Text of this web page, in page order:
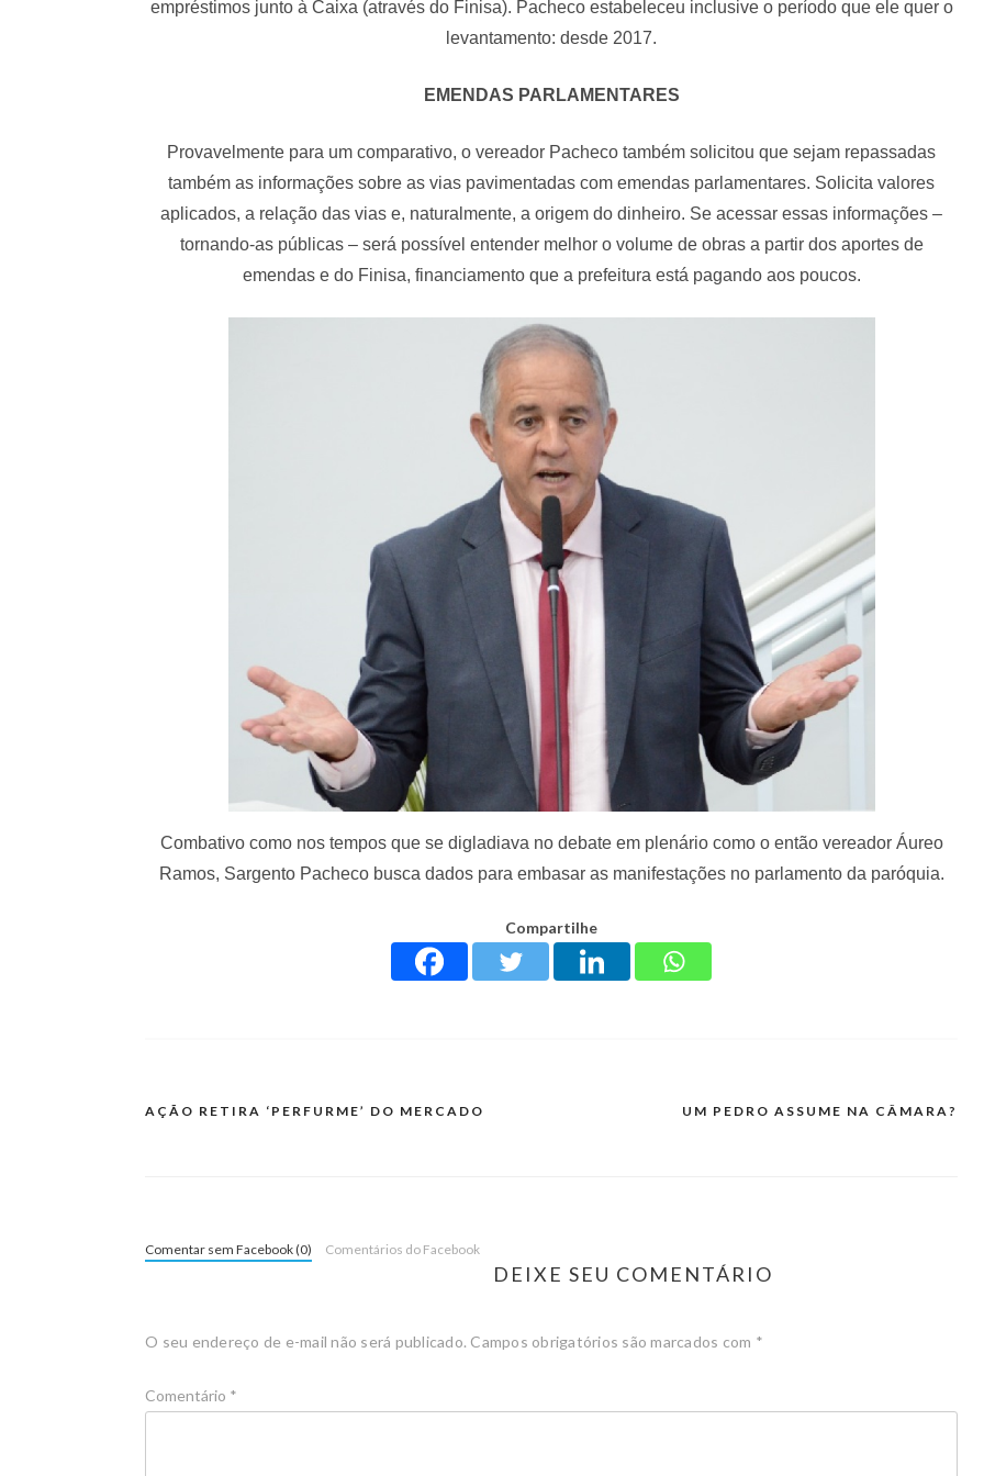
empréstimos junto à Caixa (através do Finisa). Pacheco estabeleceu inclusive o período que ele quer o
levantamento: desde 2017.
EMENDAS PARLAMENTARES
Provavelmente para um comparativo, o vereador Pacheco também solicitou que sejam repassadas
também as informações sobre as vias pavimentadas com emendas parlamentares. Solicita valores
aplicados, a relação das vias e, naturalmente, a origem do dinheiro. Se acessar essas informações –
tornando-as públicas – será possível entender melhor o volume de obras a partir dos aportes de
emendas e do Finisa, financiamento que a prefeitura está pagando aos poucos.
Combativo como nos tempos que se digladiava no debate em plenário como o então vereador Áureo
Ramos, Sargento Pacheco busca dados para embasar as manifestações no parlamento da paróquia.
Compartilhe
AÇÃO RETIRA ‘PERFURME’ DO MERCADO UM PEDRO ASSUME NA CÂMARA?
DEIXE SEU COMENTÁRIO
Comentar sem Facebook (0) Comentários do Facebook
O seu endereço de e-mail não será publicado. Campos obrigatórios são marcados com *
Comentário *